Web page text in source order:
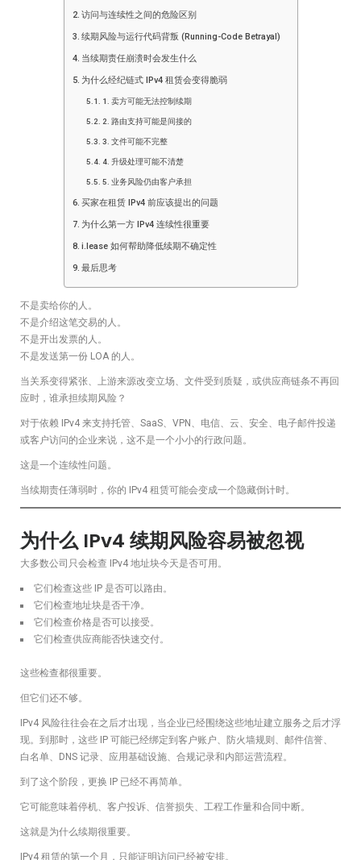
访问与连续性之间的危险区别
续期风险与运行代码背叛 (Running-Code Betrayal)
当续期责任崩溃时会发生什么
为什么经纪链式 IPv4 租赁会变得脆弱
1. 卖方可能无法控制续期
2. 路由支持可能是间接的
3. 文件可能不完整
4. 升级处理可能不清楚
5. 业务风险仍由客户承担
买家在租赁 IPv4 前应该提出的问题
为什么第一方 IPv4 连续性很重要
i.lease 如何帮助降低续期不确定性
最后思考
不是卖给你的人。
不是介绍这笔交易的人。
不是开出发票的人。
不是发送第一份 LOA 的人。
当关系变得紧张、上游来源改变立场、文件受到质疑，或供应商链条不再回
应时，谁承担续期风险？
对于依赖 IPv4 来支持托管、SaaS、VPN、电信、云、安全、电子邮件投递
或客户访问的企业来说，这不是一个小小的行政问题。
这是一个连续性问题。
当续期责任薄弱时，你的 IPv4 租赁可能会变成一个隐藏倒计时。
为什么 IPv4 续期风险容易被忽视
大多数公司只会检查 IPv4 地址块今天是否可用。
它们检查这些 IP 是否可以路由。
它们检查地址块是否干净。
它们检查价格是否可以接受。
它们检查供应商能否快速交付。
这些检查都很重要。
但它们还不够。
IPv4 风险往往会在之后才出现，当企业已经围绕这些地址建立服务之后才浮
现。到那时，这些 IP 可能已经绑定到客户账户、防火墙规则、邮件信誉、
白名单、DNS 记录、应用基础设施、合规记录和内部运营流程。
到了这个阶段，更换 IP 已经不再简单。
它可能意味着停机、客户投诉、信誉损失、工程工作量和合同中断。
这就是为什么续期很重要。
IPv4 租赁的第一个月，只能证明访问已经被安排。